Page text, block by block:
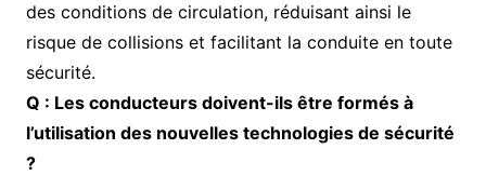
des conditions de circulation, réduisant ainsi le
risque de collisions et facilitant la conduite en toute
sécurité.
Q : Les conducteurs doivent-ils être formés à
l’utilisation des nouvelles technologies de sécurité
?